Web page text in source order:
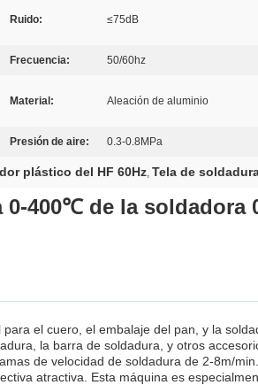
Ruido: ≤75dB
Frecuencia: 50/60hz
Material: Aleación de aluminio
Presión de aire: 0.3-0.8MPa
plástico del HF 60Hz, Tela de
400℃ de la soldadora
el cuero, el embalaje del pan, y la
la barra de soldadura, y otros
de velocidad de soldadura de 2-8m/
atractiva. Esta máquina es